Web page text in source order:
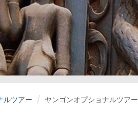
ルツアー ヤンゴンオプショナルツアー